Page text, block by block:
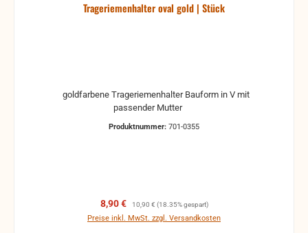
Trageriemenhalter oval gold | Stück
Produktnummer: 701-0355
Verkaufspreis:
8,90 € Regulärer Preis:
10,90 € (18.35% gespart)
Preise inkl. MwSt. zzgl. Versandkosten